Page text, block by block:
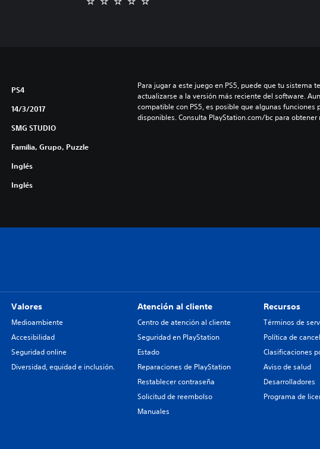
PS4
14/3/2017
SMG STUDIO
Familia, Grupo, Puzzle
Inglés
Inglés
Para jugar a este juego en PS5, puede que tu sistema
actualizarse a la versión más reciente del software.
compatible con PS5, es posible que algunas funciones
disponibles. Consulta PlayStation.com/bc para
Valores
Medioambiente
Accesibilidad
Seguridad online
Diversidad, equidad e inclusión.
Atención al cliente
Centro de atención al cliente
Seguridad en PlayStation
Estado
Reparaciones de PlayStation
Restablecer contraseña
Solicitud de reembolso
Manuales
Recursos
Términos de
Política de
Clasificaciones
Aviso de salud
Desarrolladores
Programa de